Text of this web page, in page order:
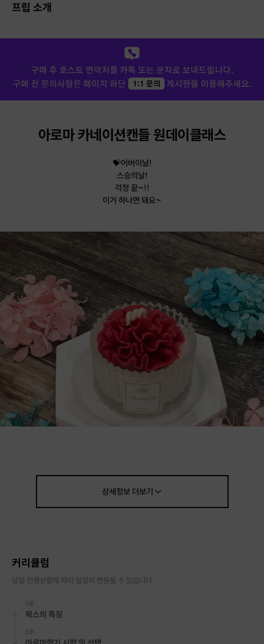
프립 소개
아로마 카네이션캔들 원데이클래스
💝어버이날!
스승의날!
걱정 끝~!!
이거 하나면 돼요~
상세정보더보기
커리큘럼
당일 진행상황에 따라 일정이 변동될 수 있습니다.
5분
왁스의 특징
5분